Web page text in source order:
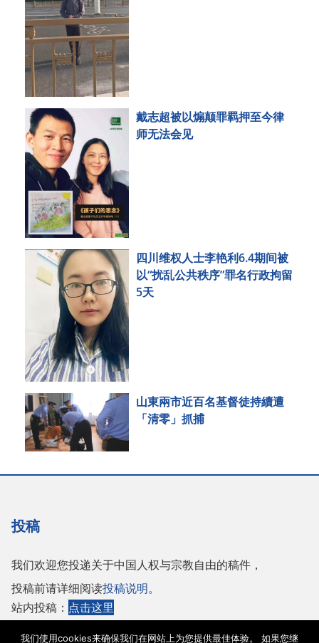
戴志超被以煽颠罪羁押至今律
师无法会见
四川维权人士李艳利6.4期间被
以“扰乱公共秩序”罪名行政拘留
5天
山東兩市近百名基督徒持續遭
「清零」抓捕
投稿
我们欢迎您投递关于中国人权与宗教自由的稿件，
投稿前请详细阅读投稿说明。
站内投稿： 点击这里
我们使用cookies来确保我们在网站上为您提供最佳体验。 如果您继